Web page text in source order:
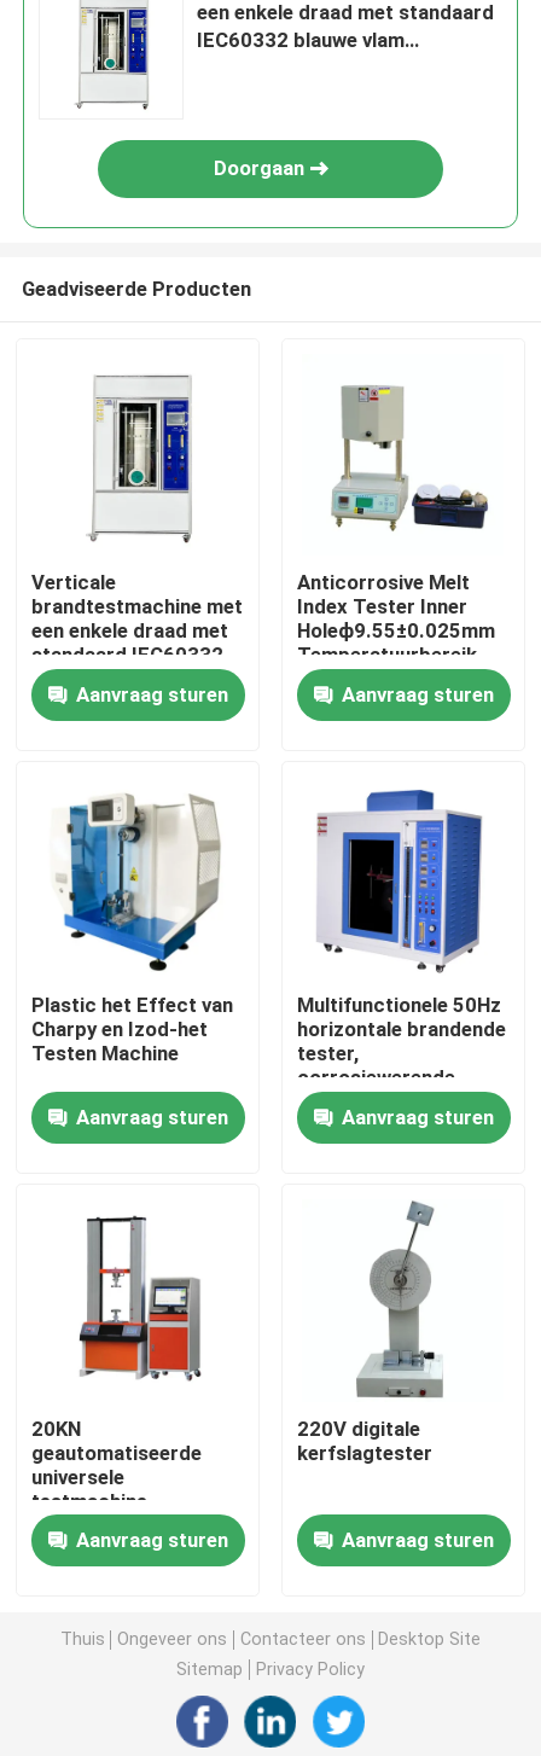
Producten
VR-show
Fabrieksrondleiding
Kwaliteitscontrole
Neem contact met ons op
Nieuws
Gevallen
Universele testmachine
milieu het testen machine
Dynamische balanceermachine
Rubber het Testen Machine
Kunststof laboratoriumtestapparatuur
verpakkende het testen instrumenten
een enkele draad met standaard
IEC60332 blauwe vlam
Doorgaan
Geadviseerde Producten
Verticale
brandtestmachine met
een enkele draad met
standaard IEC60332
blauwe vlam
kernhoogte 46~78mm
Aanvraag sturen
Anticorrosive Melt
Index Tester Inner
Holeф9.55±0.025mm
Temperatuurbereik
80°C~400°C
Aanvraag sturen
Plastic het Effect van
Charpy en Izod-het
Testen Machine
Aanvraag sturen
Multifunctionele 50Hz
horizontale brandende
tester,
corrosiewerende
kunststof
testmachine
Aanvraag sturen
20KN
geautomatiseerde
universele
testmachine
Aanvraag sturen
220V digitale
kerfslagtester
Aanvraag sturen
Thuis Ongeveer ons Contacteer ons
Desktop Site
Sitemap
Privacy Policy